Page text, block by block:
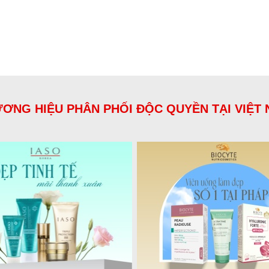
HIỆU PHÂN PHỐI ĐỘC QUYỀN TẠI VIỆT